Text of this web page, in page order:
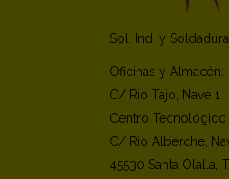
Sol. Ind. y
Oficinas y Almacén:
C/ Rio Tajo, Nave 1
Centro Tecnológico
C/ Rio Alberche,
45530 Santa Olalla,